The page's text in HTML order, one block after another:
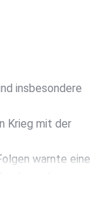
insbesondere
Krieg mit der
warnte eine
von der